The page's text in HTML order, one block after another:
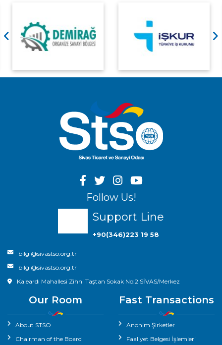
Follow Us!
Support Line
+90(346)223 19 58
bilgi@sivastso.org.tr
bilgi@sivastso.org.tr
Kaleardı Mahallesi Zihni Taştan Sokak No:2 SİVAS/Merkez
Our Room
About STSO
Chairman of the Board
Fast Transactions
Anonim Şirketler
Faaliyet Belgesi İşlemleri